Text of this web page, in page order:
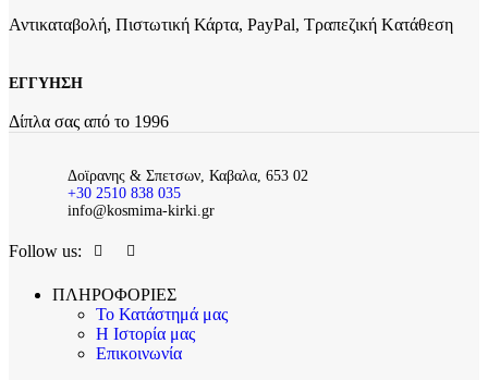
Αντικαταβολή, Πιστωτική Κάρτα, PayPal, Τραπεζική Kατάθεση
ΕΓΓΥΗΣΗ
Δίπλα σας από το 1996
Δοϊρανης & Σπετσων, Καβαλα, 653 02
+30 2510 838 035
info@kosmima-kirki.gr
Follow us:
ΠΛΗΡΟΦΟΡΙΕΣ
Το Κατάστημά μας
Η Ιστορία μας
Επικοινωνία